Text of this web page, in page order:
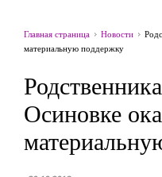
Главная страница Новости
материальную поддержку
Осиновке